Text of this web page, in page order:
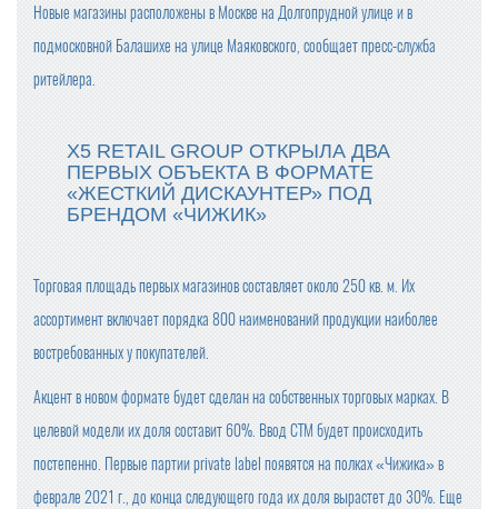
Новые магазины расположены в Москве на Долгопрудной улице и в
подмосковной Балашихе на улице Маяковского, сообщает пресс-служба
ритейлера.
X5 RETAIL GROUP ОТКРЫЛА ДВА
ПЕРВЫХ ОБЪЕКТА В ФОРМАТЕ
«ЖЕСТКИЙ ДИСКАУНТЕР» ПОД
БРЕНДОМ «ЧИЖИК»
Торговая площадь первых магазинов составляет около 250 кв. м. Их
ассортимент включает порядка 800 наименований продукции наиболее
востребованных у покупателей.
Акцент в новом формате будет сделан на собственных торговых марках. В
целевой модели их доля составит 60%. Ввод СТМ будет происходить
постепенно. Первые партии private label появятся на полках «Чижика» в
феврале 2021 г., до конца следующего года их доля вырастет до 30%. Еще